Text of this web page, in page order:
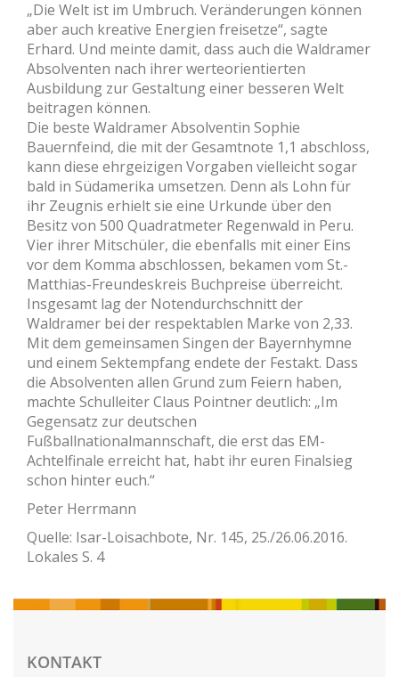
„Die Welt ist im Umbruch. Veränderungen können
aber auch kreative Energien freisetze“, sagte
Erhard. Und meinte damit, dass auch die Waldramer
Absolventen nach ihrer werteorientierten
Ausbildung zur Gestaltung einer besseren Welt
beitragen können.
Die beste Waldramer Absolventin Sophie
Bauernfeind, die mit der Gesamtnote 1,1 abschloss,
kann diese ehrgeizigen Vorgaben vielleicht sogar
bald in Südamerika umsetzen. Denn als Lohn für
ihr Zeugnis erhielt sie eine Urkunde über den
Besitz von 500 Quadratmeter Regenwald in Peru.
Vier ihrer Mitschüler, die ebenfalls mit einer Eins
vor dem Komma abschlossen, bekamen vom St.-
Matthias-Freundeskreis Buchpreise überreicht.
Insgesamt lag der Notendurchschnitt der
Waldramer bei der respektablen Marke von 2,33.
Mit dem gemeinsamen Singen der Bayernhymne
und einem Sektempfang endete der Festakt. Dass
die Absolventen allen Grund zum Feiern haben,
machte Schulleiter Claus Pointner deutlich: „Im
Gegensatz zur deutschen
Fußballnationalmannschaft, die erst das EM-
Achtelfinale erreicht hat, habt ihr euren Finalsieg
schon hinter euch.“
Peter Herrmann
Quelle: Isar-Loisachbote, Nr. 145, 25./26.06.2016.
Lokales S. 4
KONTAKT